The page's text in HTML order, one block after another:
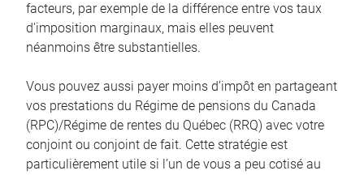
facteurs, par exemple de la différence entre vos taux
d’imposition marginaux, mais elles peuvent
néanmoins être substantielles.
Vous pouvez aussi payer moins d’impôt en partageant
vos prestations du Régime de pensions du Canada
(RPC)/Régime de rentes du Québec (RRQ) avec votre
conjoint ou conjoint de fait. Cette stratégie est
particulièrement utile si l’un de vous a peu cotisé au